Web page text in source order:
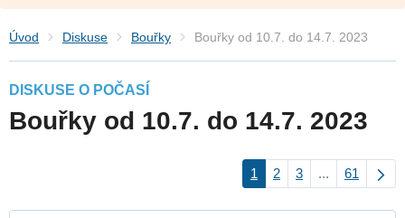
Úvod Diskuse Bouřky Bouřky od 10.7. do 14.7. 2023
DISKUSE O POČASÍ
Bouřky od 10.7. do 14.7. 2023
1 2 3 ... 61